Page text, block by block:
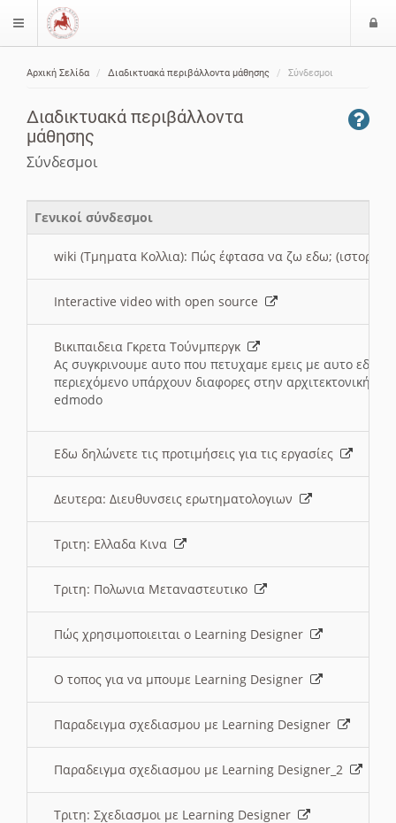
$langMenu
Αρχική Σελίδα Διαδικτυακά περιβάλλοντα μάθησης Σύνδεσμοι
Διαδικτυακά περιβάλλοντα
μάθησης
Σύνδεσμοι
Γενικοί σύνδεσμοι
wiki (Τμηματα Κολλια): Πώς έφτασα να ζω εδω; (ιστορια)
Interactive video with open source
Βικιπαιδεια Γκρετα Τούνμπεργκ
Ας συγκρινουμε αυτο που πετυχαμε εμεις με αυτο εδω
περιεχόμενο υπάρχουν διαφορες στην αρχιτεκτονική
edmodo
Εδω δηλώνετε τις προτιμήσεις για τις εργασίες
Δευτερα: Διευθυνσεις ερωτηματολογιων
Τριτη: Ελλαδα Κινα
Τριτη: Πολωνια Μεταναστευτικο
Πώς χρησιμοποιειται ο Learning Designer
O τοπος για να μπουμε Learning Designer
Παραδειγμα σχεδιασμου με Learning Designer
Παραδειγμα σχεδιασμου με Learning Designer_2
Τριτη: Σχεδιασμοι με Learning Designer